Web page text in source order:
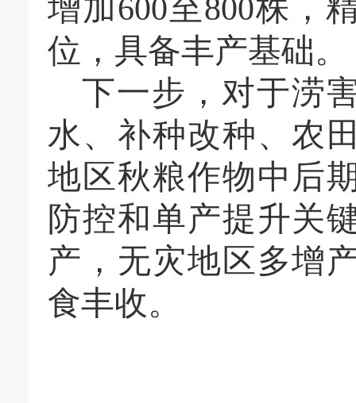
增加600至800株，
位，具备丰产基础。
下一步，对于涝
水、补种改种、农
地区秋粮作物中后
防控和单产提升关
产，无灾地区多增
食丰收。